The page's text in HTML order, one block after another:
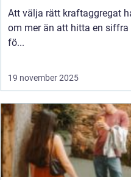
Att välja rätt kraftaggregat
om mer än att hitta en siffra
fö...
19 november 2025